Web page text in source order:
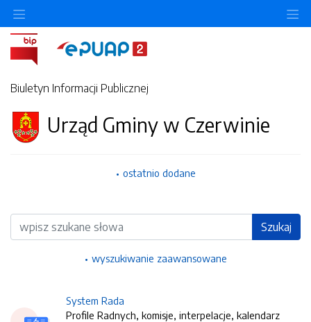
Biuletyn Informacji Publicznej
Urząd Gminy w Czerwinie
ostatnio dodane
Wyszukiwarka Szukaj
wyszukiwanie zaawansowane
System Rada
Profile Radnych, komisje, interpelacje, kalendarz